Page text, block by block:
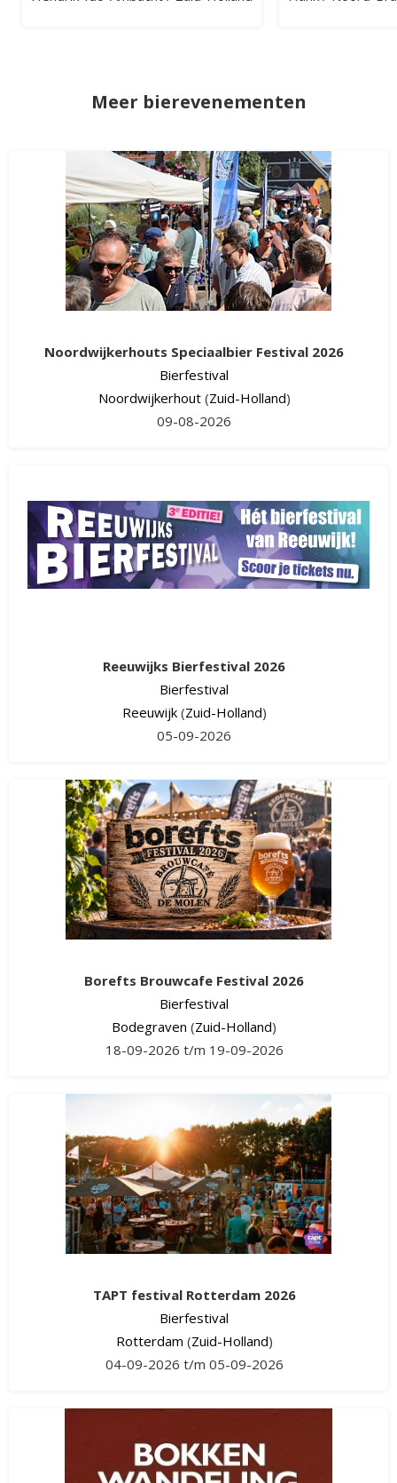
Meer bierevenementen
Noordwijkerhouts Speciaalbier Festival 2026
Bierfestival
Noordwijkerhout(Zuid-Holland)
09-08-2026
Reeuwijks Bierfestival 2026
Bierfestival
Reeuwijk(Zuid-Holland)
05-09-2026
Borefts Brouwcafe Festival 2026
Bierfestival
Bodegraven (Zuid-Holland)
18-09-2026 t/m 19-09-2026
TAPT festival Rotterdam 2026
Bierfestival
Rotterdam (Zuid-Holland)
04-09-2026 t/m 05-09-2026